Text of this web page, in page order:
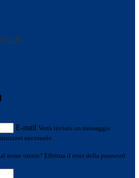
CIE
E-mail Verrà inviato un messaggio
necessarie.
nome utente? Effettua il reset della password